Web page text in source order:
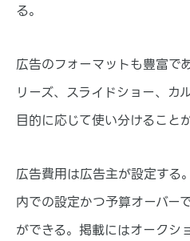
る。
広告のフォーマットも豊富で
リーズ、スライドショー、カ
目的に応じて使い分けること
広告費用は広告主が設定する
内での設定かつ予算オーバー
ができる。掲載にはオークシ